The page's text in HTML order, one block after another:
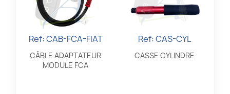
Aperçu rapide
Ref: CAB-FCA-FIAT
CÂBLE ADAPTATEUR
MODULE FCA
Aperçu rapide
Ref: CAS-CYL
CASSE CYLINDRE